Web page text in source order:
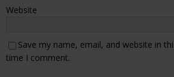
Website
Save my name, email, and website in
time I comment.